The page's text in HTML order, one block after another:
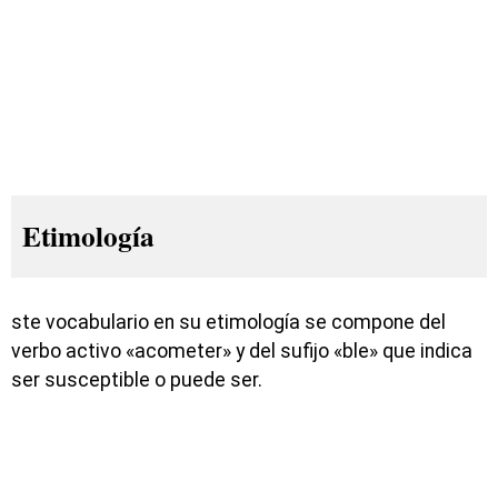
Etimología
ste vocabulario en su etimología se compone del
verbo activo «acometer» y del sufijo «ble» que indica
ser susceptible o puede ser.